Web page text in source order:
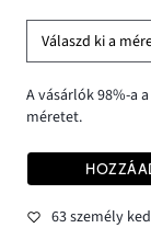
Válaszd ki a
A vásárlók 98%-a
méretet.
63 személy